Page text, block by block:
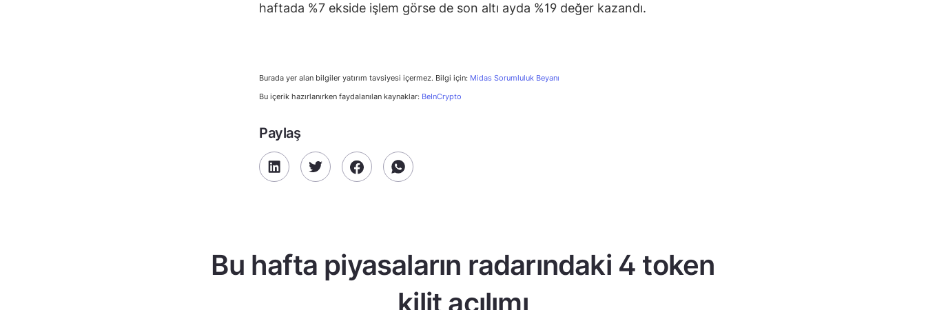
haftada %7 ekside işlem görse de son altı ayda %19 değer kazandı.
Burada yer alan bilgiler yatırım tavsiyesi içermez. Bilgi için: Midas Sorumluluk Beyanı
Bu içerik hazırlanırken faydalanılan kaynaklar: BeInCrypto
Paylaş
Bu hafta piyasaların radarındaki 4 token
kilit açılımı